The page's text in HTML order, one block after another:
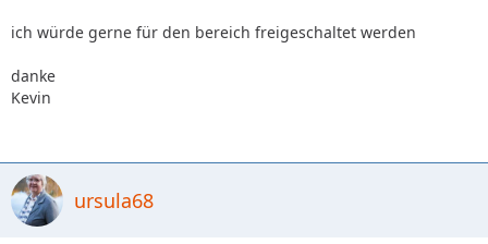
ich würde gerne für den bereich freigeschaltet werden
danke
Kevin
ursula68